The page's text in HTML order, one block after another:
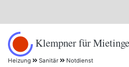
Klempner für
Heizung Sanitär Notdienst